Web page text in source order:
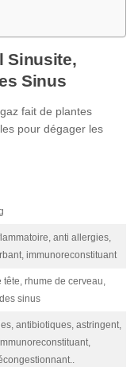
Sinusite,
Sinus
fait de plantes
pour dégager les
anti allergies,
immunoreconstituant
rhume de cerveau,
sinus
antibiotiques, astringent,